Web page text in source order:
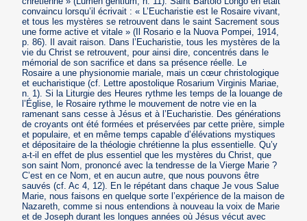
convaincu lorsqu’il écrivait : « L’Eucharistie est le Rosaire vivant,
et tous les mystères se retrouvent dans le saint Sacrement sous
une forme active et vitale » (Il Rosario e la Nuova Pompei, 1914,
p. 86). Il avait raison. Dans l’Eucharistie, tous les mystères de la
vie du Christ se retrouvent, pour ainsi dire, concentrés dans le
mémorial de son sacrifice et dans sa présence réelle. Le
Rosaire a une physionomie mariale, mais un cœur christologique
et eucharistique (cf. Lettre apostolique Rosarium Virginis Mariae,
n. 1). Si la Liturgie des Heures rythme les temps de la louange de
l’Église, le Rosaire rythme le mouvement de notre vie en la
ramenant sans cesse à Jésus et à l’Eucharistie. Des générations
de croyants ont été formées et préservées par cette prière, simple
et populaire, et en même temps capable d’élévations mystiques
et dépositaire de la théologie chrétienne la plus essentielle. Qu’y
a-t-il en effet de plus essentiel que les mystères du Christ, que
son saint Nom, prononcé avec la tendresse de la Vierge Marie ?
C’est en ce Nom, et en aucun autre, que nous pouvons être
sauvés (cf. Ac 4, 12). En le répétant dans chaque Je vous Salue
Marie, nous faisons en quelque sorte l’expérience de la maison de
Nazareth, comme si nous entendions à nouveau la voix de Marie
et de Joseph durant les longues années où Jésus vécut avec